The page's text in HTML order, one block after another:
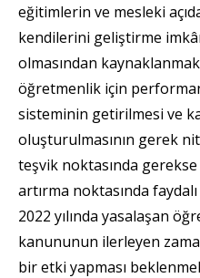
eğitimlerin ve mesleki
kendilerini geliştirme
olmasından
öğretmenlik için
sisteminin getirilmesi ve
oluşturulmasının gerek
teşvik noktasında
artırma noktasında
2022 yılında yasalaşan
kanununun ilerleyen
bir etki yapması